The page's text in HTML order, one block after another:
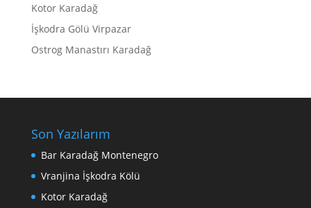
Kotor Karadağ
İşkodra Gölü Virpazar
Ostrog Manastırı Karadağ
Son Yazılarım
Bar Karadağ Montenegro
Vranjina İşkodra Kölü
Kotor Karadağ